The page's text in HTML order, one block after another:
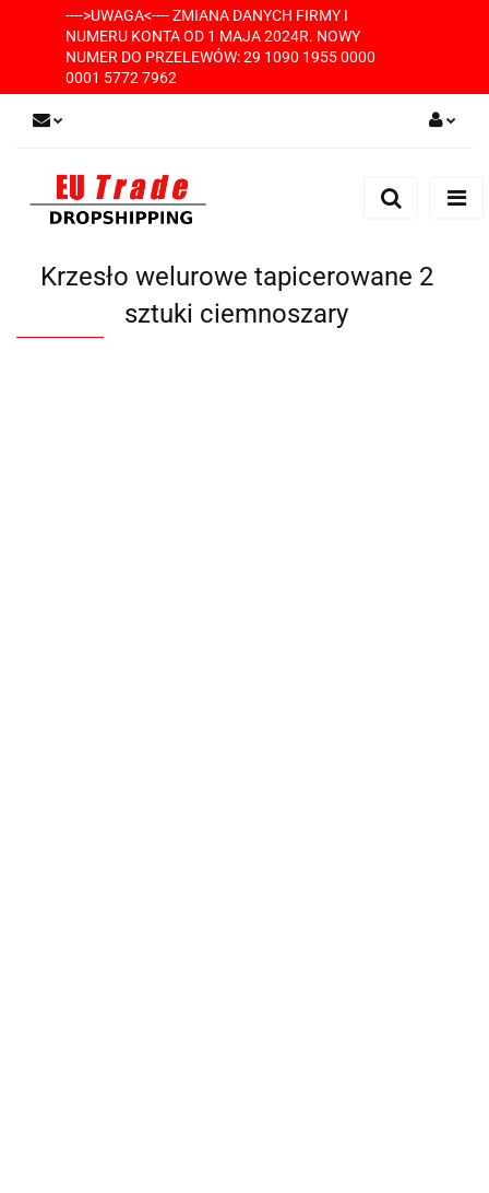
---->UWAGA<---- ZMIANA DANYCH FIRMY I
NUMERU KONTA OD 1 MAJA 2024R. NOWY
NUMER DO PRZELEWÓW: 29 1090 1955 0000
0001 5772 7962
Zarejestruj się
Krzesło welurowe tapicerowane 2
sztuki ciemnoszary